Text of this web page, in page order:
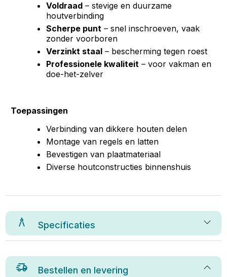
Voldraad – stevige en duurzame
houtverbinding
Scherpe punt – snel inschroeven, vaak
zonder voorboren
Verzinkt staal – bescherming tegen roest
Professionele kwaliteit – voor vakman en
doe-het-zelver
Toepassingen
Verbinding van dikkere houten delen
Montage van regels en latten
Bevestigen van plaatmateriaal
Diverse houtconstructies binnenshuis
Specificaties
Bestellen en levering